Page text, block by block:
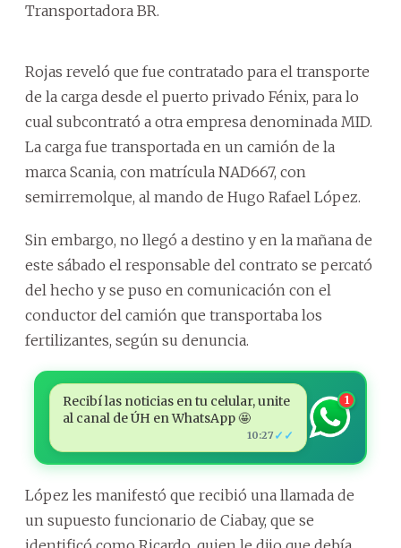
Transportadora BR.
Rojas reveló que fue contratado para el transporte
de la carga desde el puerto privado Fénix, para lo
cual subcontrató a otra empresa denominada MID.
La carga fue transportada en un camión de la
marca Scania, con matrícula NAD667, con
semirremolque, al mando de Hugo Rafael López.
Sin embargo, no llegó a destino y en la mañana de
este sábado el responsable del contrato se percató
del hecho y se puso en comunicación con el
conductor del camión que transportaba los
fertilizantes, según su denuncia.
Recibí las noticias en tu celular, unite
al canal de ÚH en WhatsApp 🤩
10:27 ✓✓
1
López les manifestó que recibió una llamada de
un supuesto funcionario de Ciabay, que se